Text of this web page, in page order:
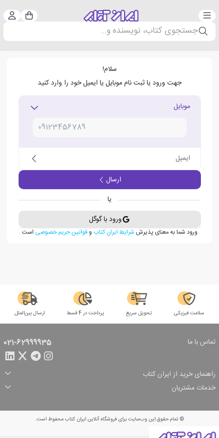
دسته‌بندی سبد
جستجوی کتاب، نویسنده و...
سلام!
جهت ورود یا ثبت نام موبایل یا ایمیل خود را وارد کنید
موبایل
ایمیل
ارسال
یا
ورود با گوگل
ورود شما به معنای پذیرش شرایط ایران کتاب وقوانین حریم خصوصی است
سلامت فیزیکی تحویل سریع پرداخت در 4 قسط ارسال بین‌الملل
تماس با ما 021-62999935
راهنمای خرید از ایران کتاب
ثبت سفارش
شرایط ارسال سفارش
شیوه پرداخت
تخفیف‌های خرید
خدمات مشتریان
© تمام حقوق این وب‌سایت برای فروشگاه آنلاین ایران کتاب محفوظ است.